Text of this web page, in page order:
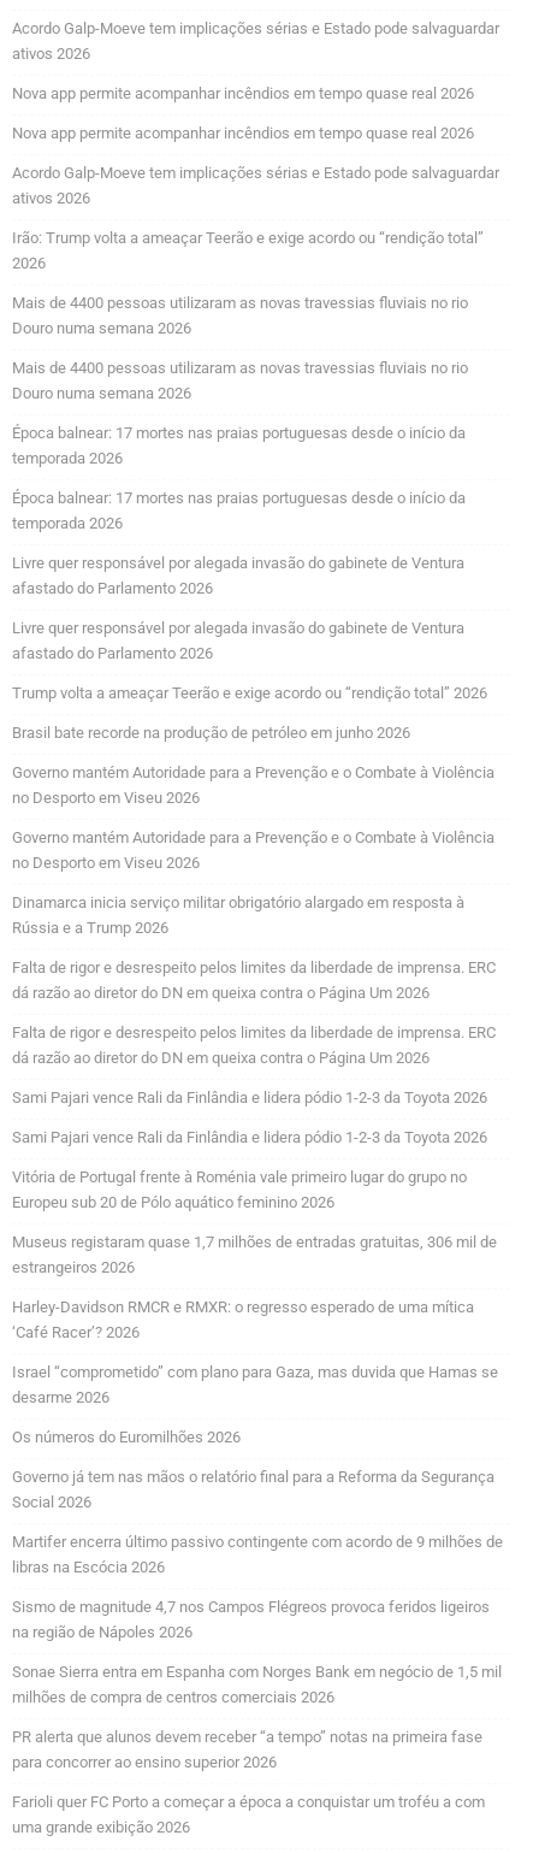
Acordo Galp-Moeve tem implicações sérias e Estado pode salvaguardar
ativos 2026
Nova app permite acompanhar incêndios em tempo quase real 2026
Nova app permite acompanhar incêndios em tempo quase real 2026
Acordo Galp-Moeve tem implicações sérias e Estado pode salvaguardar
ativos 2026
Irão: Trump volta a ameaçar Teerão e exige acordo ou “rendição total”
2026
Mais de 4400 pessoas utilizaram as novas travessias fluviais no rio
Douro numa semana 2026
Mais de 4400 pessoas utilizaram as novas travessias fluviais no rio
Douro numa semana 2026
Época balnear: 17 mortes nas praias portuguesas desde o início da
temporada 2026
Época balnear: 17 mortes nas praias portuguesas desde o início da
temporada 2026
Livre quer responsável por alegada invasão do gabinete de Ventura
afastado do Parlamento 2026
Livre quer responsável por alegada invasão do gabinete de Ventura
afastado do Parlamento 2026
Trump volta a ameaçar Teerão e exige acordo ou “rendição total” 2026
Brasil bate recorde na produção de petróleo em junho 2026
Governo mantém Autoridade para a Prevenção e o Combate à Violência
no Desporto em Viseu 2026
Governo mantém Autoridade para a Prevenção e o Combate à Violência
no Desporto em Viseu 2026
Dinamarca inicia serviço militar obrigatório alargado em resposta à
Rússia e a Trump 2026
Falta de rigor e desrespeito pelos limites da liberdade de imprensa. ERC
dá razão ao diretor do DN em queixa contra o Página Um 2026
Falta de rigor e desrespeito pelos limites da liberdade de imprensa. ERC
dá razão ao diretor do DN em queixa contra o Página Um 2026
Sami Pajari vence Rali da Finlândia e lidera pódio 1-2-3 da Toyota 2026
Sami Pajari vence Rali da Finlândia e lidera pódio 1-2-3 da Toyota 2026
Vitória de Portugal frente à Roménia vale primeiro lugar do grupo no
Europeu sub 20 de Pólo aquático feminino 2026
Museus registaram quase 1,7 milhões de entradas gratuitas, 306 mil de
estrangeiros 2026
Harley-Davidson RMCR e RMXR: o regresso esperado de uma mítica
‘Café Racer’? 2026
Israel “comprometido” com plano para Gaza, mas duvida que Hamas se
desarme 2026
Os números do Euromilhões 2026
Governo já tem nas mãos o relatório final para a Reforma da Segurança
Social 2026
Martifer encerra último passivo contingente com acordo de 9 milhões de
libras na Escócia 2026
Sismo de magnitude 4,7 nos Campos Flégreos provoca feridos ligeiros
na região de Nápoles 2026
Sonae Sierra entra em Espanha com Norges Bank em negócio de 1,5 mil
milhões de compra de centros comerciais 2026
PR alerta que alunos devem receber “a tempo” notas na primeira fase
para concorrer ao ensino superior 2026
Farioli quer FC Porto a começar a época a conquistar um troféu a com
uma grande exibição 2026